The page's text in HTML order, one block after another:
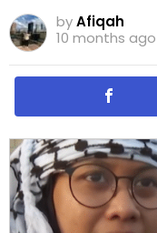
byAfiqah
10 months ago